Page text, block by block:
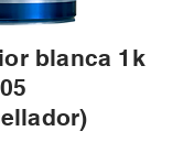
blanca 1k